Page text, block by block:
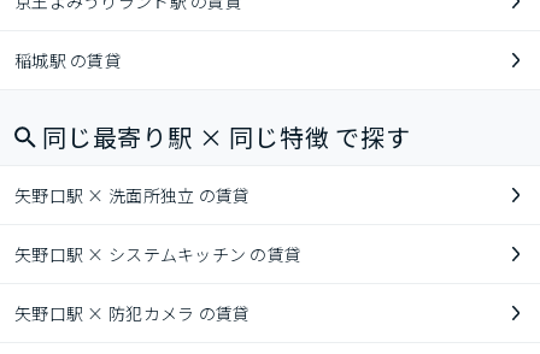
稲城駅 の賃貸
同じ最寄り駅 × 同じ特徴 で探す
矢野口駅 × 洗面所独立 の賃貸
矢野口駅 × システムキッチン の賃貸
矢野口駅 × 防犯カメラ の賃貸